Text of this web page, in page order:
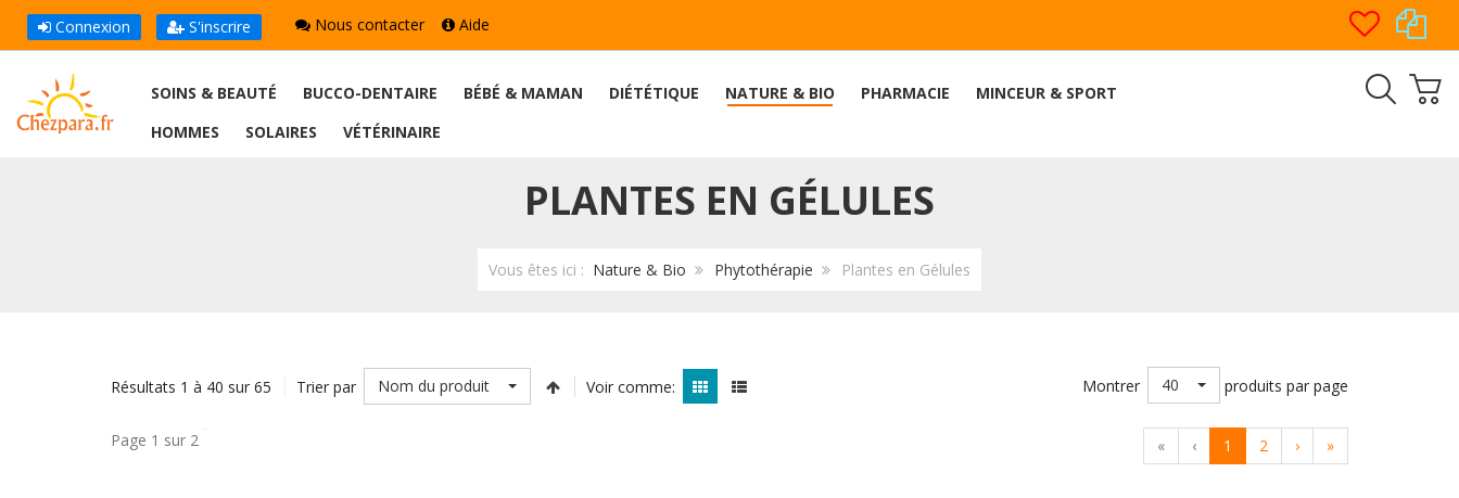
Connexion S'inscrire Nous contacter Aide
SOINS & BEAUTÉ BUCCO-DENTAIRE BÉBÉ & MAMAN DIÉTÉTIQUE NATURE & BIO PHARMACIE
MINCEUR & SPORT
HOMMES
SOLAIRES VÉTÉRINAIRE
PLANTES EN GÉLULES
Vous êtes ici : Nature & Bio Phytothérapie Plantes en Gélules
Résultats 1 à 40 sur 65 Trier par Nom du produit Voir comme: Montrer 40 produits par page
Page 1 sur 2 « ‹ 1 2 › »